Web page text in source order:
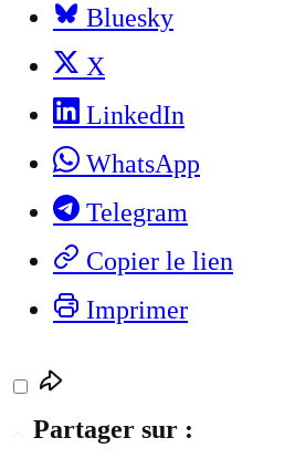
Bluesky
X
LinkedIn
WhatsApp
Telegram
Copier le lien
Imprimer
Partager sur :